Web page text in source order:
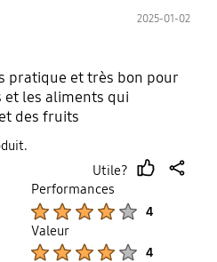
2025-01-02
pratique et très bon pour
les aliments qui
des fruits
Utile?
up
Performances
4
Valeur
4